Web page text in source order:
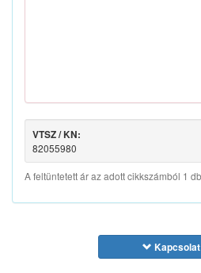
VTSZ / KN:
82055980
A feltüntetett ár az adott cikkszámból 1
Kapcsolat